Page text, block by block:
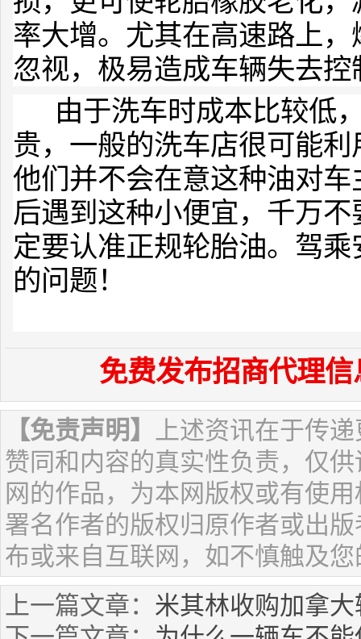
率大增。尤其在高速路上
忽视，极易造成车辆失去
由于洗车时成本比较低
贵，一般的洗车店很可能
他们并不会在意这种油对
后遇到这种小便宜，千万
定要认准正规轮胎油。驾
的问题！
免费发布招商代理信
【免责声明】 上述资讯在于传
赞同和内容的真实性负责，仅
网的作品，为本网版权或有使
署名作者的版权归原作者或出
布或来自互联网，如不慎触及
上一篇文章： 米其林收购加拿